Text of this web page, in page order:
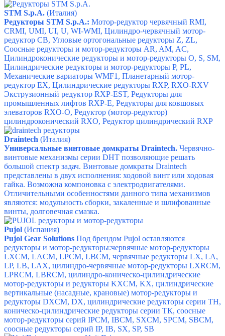
STM S.p.A. (Италия)
Редукторы STM S.p.A.: Мотор-редуктор червячный RMI,
CRMI, UMI, UI, U, WI-WMI, Цилиндро-червячный мотор-
редуктор CB, Угловые ортогональные редукторы Z, ZL,
Соосные редукторы и мотор-редукторы AR, AM, AC,
Цилиндроконические редукторы и мотор-редукторы O, S, SM,
Цилиндрические редукторы и мотор-редукторы P, PL,
Механические вариаторы WMF1, Планетарный мотор-
редуктор EX, Цилиндрические редукторы RXP, RXO-RXV
Экструзионный редуктор RXP-EST, Редукторы для
промышленных лифтов RXP-E, Редукторы для ковшовых
элеваторов RXO-O, Редуктор (мотор-редуктор)
цилиндроконический RXO, Редуктор цилиндрический RXP
Draintech (Италия)
Универсальные винтовые домкраты Draintech. Червячно-
винтовые механизмы серии DHT позволяющие решать
большой спектр задач. Винтовые домкраты Draintech
представлены в двух исполнения: ходовой винт или ходовая
гайка. Возможна компоновка с электродвигателями.
Отличительными особенностями данного типа механизмов
являются: модульность сборки, закаленные и шлифованные
винты, долговечная смазка.
Pujol (Испания)
Pujol Gear Solutions Под брендом Pujol оставляются
редукторы и мотор-редукторы:червячные мотор-редукторы
LXCM, LACM, LPCM, LBCM, червячные редукторы LX, LA,
LP, LB, LAX, цилиндро-червячные мотор-редукторы LXRCM,
LPRCM, LBRCM, цилиндро-коническо-цилиндрические
мотор-редукторы и редукторы KXCM, KX, цилиндрические
вертикальные (насадные, крановые) мотор-редукторы и
редукторы DXCM, DX, цилиндрические редукторы серии ТН,
коническо-цилиндрические редукторы серии ТК, соосные
мотор-редукторы серий IPCM, IBCM, SXCM, SPCM, SBCM,
соосные редукторы серий IP, IB, SX, SP, SB